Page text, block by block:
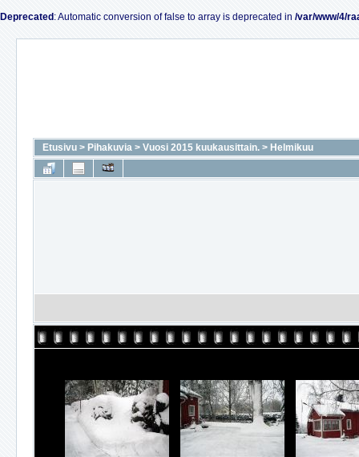
Deprecated : Automatic conversion of false to array is deprecated in /var/www/4/
Etusivu > Pihakuvia > Vuosi 2015 kuukausittain. > Helmikuu